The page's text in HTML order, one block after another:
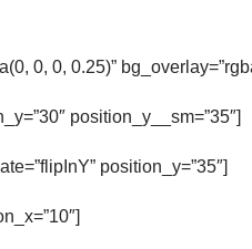
0, 0, 0.25)”
position_y__sm=”35″]
position_y=”35″]